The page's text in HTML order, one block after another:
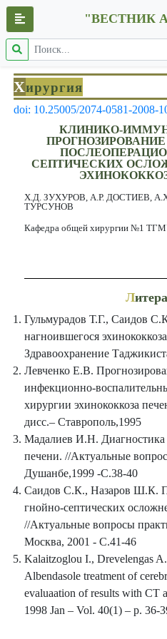
"ВЕСТНИК
Хирургия
doi: 10.25005/2074-0581-2008-
КЛИНИКО-
СЕПТИЧЕСКИХ
Х.Д. ЗУХУРОВ, А.Р. ДОСТИЕВ,
ТУРСУНОВ
Кафедра общей хирургии №1
Л
Гульмурадов Т.Г., Саидов
нагноившегося
Здравоохранение
Левченко Е.В.
инфекционно-
хирургии эхинококкоза
дисс.– Ставрополь,1995
Мадалиев И.Н. Диагностика
печени. //Актуальные
Душанбе,1999 -С.38-40
Саидов С.К., Назаров Ш.К.
гнойно-септических
//Актуальные вопросы
Москва, 2001 - С.41-46
Kalaitzoglou I., Drevelengas
Albendasole treatment of
evaluaation of results with CT
1998 Jan – Vol. 40(1) – p. 36-